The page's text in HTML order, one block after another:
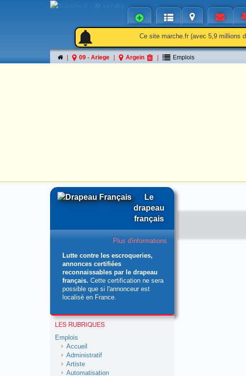
notifications
notifications Ce site marche.fr (avec 5,9 millions
09 - Ariege Argein Emplois
Le
drapeau
français
Plus d'informations
Lutte contre les escroqueries,
annonces certifiées
reconnaissables par le drapeau
français. Cette certification ne sera
possible que si l'annonceur est
localisé en France.
LES RUBRIQUES
Emplois
Accueil
Administratif
Artiste
Automatisation